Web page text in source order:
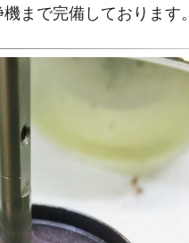
まで完備しております。